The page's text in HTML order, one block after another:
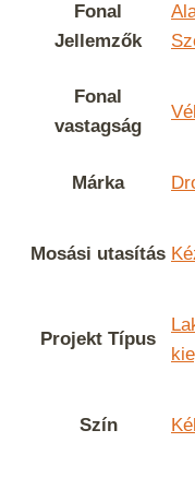
Fonal
Jellemzők
Fonal
vastagság
Márka
Mosási utasítás
Projekt Típus
Szín